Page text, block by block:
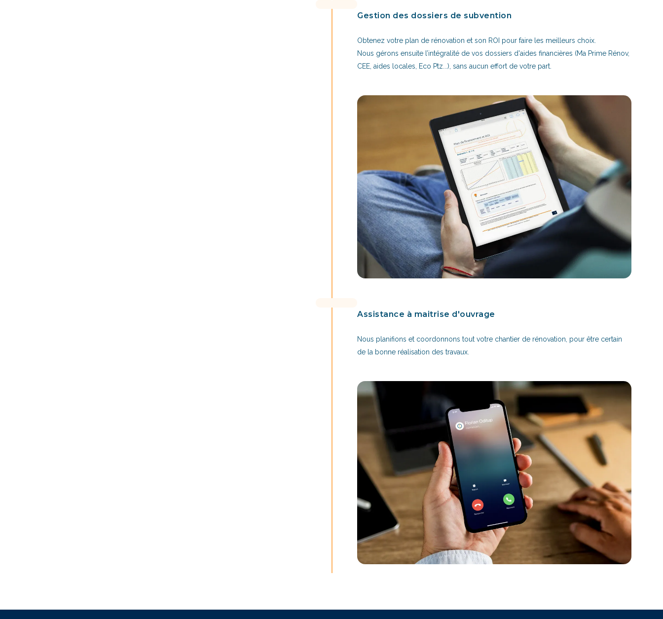
Gestion des dossiers de subvention
Obtenez votre plan de rénovation et son ROI pour faire les meilleurs choix.
Nous gérons ensuite l’intégralité de vos dossiers d'aides financières (Ma Prime Rénov,
CEE, aides locales, Eco Ptz...), sans aucun effort de votre part.
Assistance à maitrise d'ouvrage
Nous planifions et coordonnons tout votre chantier de rénovation, pour être certain
de la bonne réalisation des travaux.